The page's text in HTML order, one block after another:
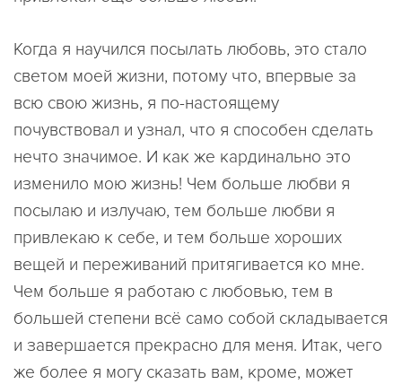
Когда я научился посылать любовь, это стало
светом моей жизни, потому что, впервые за
всю свою жизнь, я по-настоящему
почувствовал и узнал, что я способен сделать
нечто значимое. И как же кардинально это
изменило мою жизнь! Чем больше любви я
посылаю и излучаю, тем больше любви я
привлекаю к себе, и тем больше хороших
вещей и переживаний притягивается ко мне.
Чем больше я работаю с любовью, тем в
большей степени всё само собой складывается
и завершается прекрасно для меня. Итак, чего
же более я могу сказать вам, кроме, может